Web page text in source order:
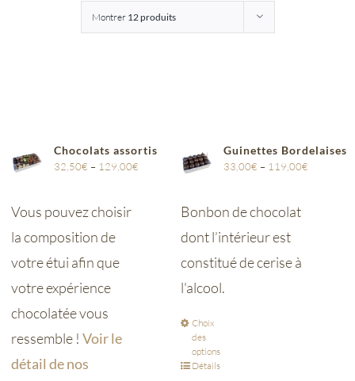
Montrer 12 produits
Chocolats assortis
32,50€ – 129,00€
Vous pouvez choisir
la composition de
votre étui afin que
votre expérience
chocolatée vous
ressemble !Voir le
détail de nos
Guinettes Bordelaises
33,00€ – 119,00€
Bonbon de chocolat
dont l’intérieur est
constitué de cerise à
l'alcool.
Choix
des
options
Détails